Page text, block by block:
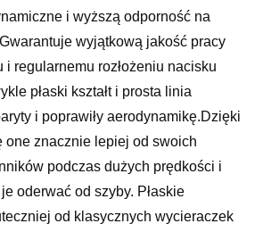
i wyższą odporność na
wyjątkową jakość pracy
regularnemu rozłożeniu nacisku
płaski kształt i prosta linia
i poprawiły aerodynamikę.Dzięki
one znacznie lepiej od swoich
podczas dużych prędkości i
oderwać od szyby. Płaskie
od klasycznych wycieraczek